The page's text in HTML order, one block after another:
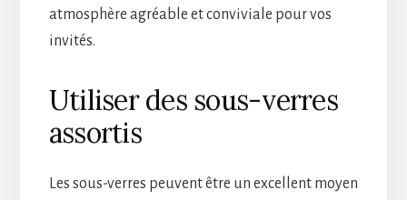
atmosphère agréable et conviviale pour vos
invités.
Utiliser des sous-verres
assortis
Les sous-verres peuvent être un excellent moyen